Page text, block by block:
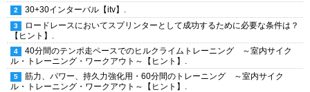
30+30インターバル【itv】.
ロードレースにおいてスプリンターとして成功するために必要な条件は？
【ヒント】.
40分間のテンポ走ペースでのヒルクライムトレーニング ～室内サイク
ル・トレーニング・ワークアウト～【ヒント】.
筋力、パワー、持久力強化用・60分間のトレーニング ～室内サイク
ル・トレーニング・ワークアウト～【ヒント】.